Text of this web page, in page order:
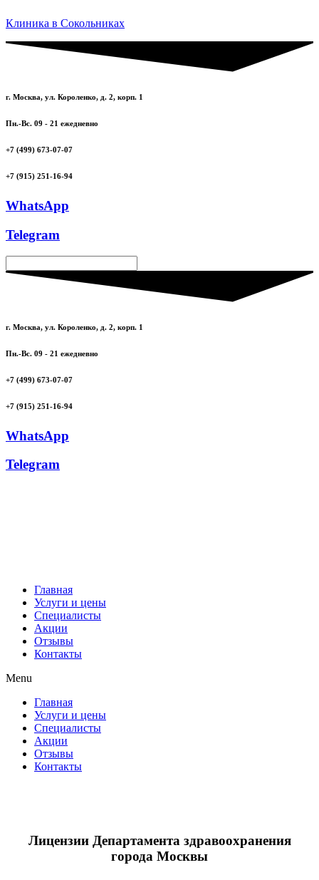
Клиника в Сокольниках
г. Москва, ул. Короленко, д. 2, корп. 1
Пн.-Вс. 09 - 21 ежедневно
+7 (499) 673-07-07
+7 (915) 251-16-94
WhatsApp
Telegram
г. Москва, ул. Короленко, д. 2, корп. 1
Пн.-Вс. 09 - 21 ежедневно
+7 (499) 673-07-07
+7 (915) 251-16-94
WhatsApp
Telegram
Главная
Услуги и цены
Специалисты
Акции
Отзывы
Контакты
Menu
Главная
Услуги и цены
Специалисты
Акции
Отзывы
Контакты
Лицензии Департамента здравоохранения
города Москвы